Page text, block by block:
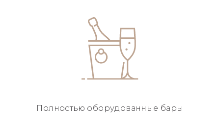
Полностью оборудованные бары